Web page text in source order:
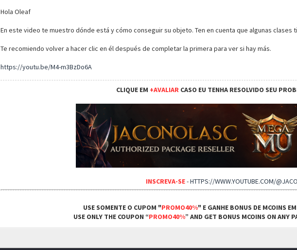
Hola Oleaf
En este video te muestro dónde está y cómo conseguir su objeto. Ten en cuenta que algunas clases
Te recomiendo volver a hacer clic en él después de completar la primera para ver si hay más.
https://youtu.be/M4-m3BzDo6A
CLIQUE EM +AVALIARCASO EU TENHA RESOLVIDO SEU
INSCREVA-SE-HTTPS://WWW.YOUTUBE.COM/
USE SOMENTE O CUPOM "PROMO40%" E GANHE BONUS DE MCOINS
USE ONLY THE COUPON “PROMO40%” AND GET BONUS MCOINS ON ANY